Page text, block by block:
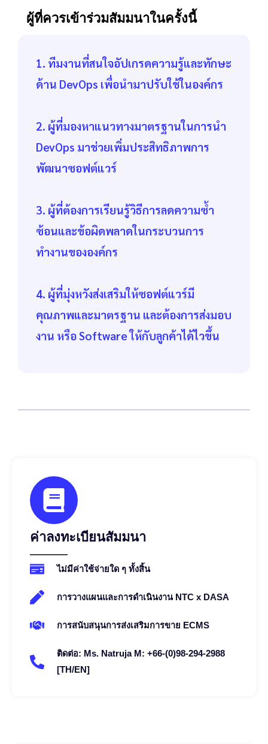
ผู้ที่ควรเข้าร่วมสัมมนาในครั้งนี้
1. ทีมงานที่สนใจอัปเกรดความรู้และทักษะ
ด้าน DevOps เพื่อนำมาปรับใช้ในองค์กร
2. ผู้ที่มองหาแนวทางมาตรฐานในการนำ
DevOps มาช่วยเพิ่มประสิทธิภาพการ
พัฒนาซอฟต์แวร์
3. ผู้ที่ต้องการเรียนรู้วิธีการลดความซ้ำ
ซ้อนและข้อผิดพลาดในกระบวนการ
ทำงานขององค์กร
4. ผู้ที่มุ่งหวังส่งเสริมให้ซอฟต์แวร์มี
คุณภาพและมาตรฐาน และต้องการส่งมอบ
งาน หรือ Software ให้กับลูกค้าได้ไวขึ้น
ค่าลงทะเบียนสัมมนา
ไม่มีค่าใช้จ่ายใด ๆ ทั้งสิ้น
การวางแผนและการดำเนินงาน NTC x DASA
การสนับสนุนการส่งเสริมการขาย ECMS
ติดต่อ: Ms. Natruja M: +66-(0)98-294-2988
[TH/EN]